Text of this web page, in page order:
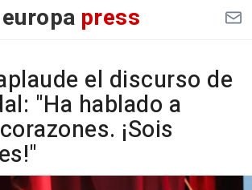
europa press
el discurso de
"Ha hablado a
¡Sois